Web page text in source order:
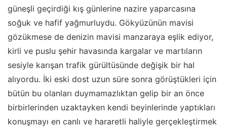
güneşli geçirdiği kış günlerine nazire yaparcasına
soğuk ve hafif yağmurluydu. Gökyüzünün mavisi
gözükmese de denizin mavisi manzaraya eşlik ediyor,
kirli ve puslu şehir havasında kargalar ve martıların
sesiyle karışan trafik gürültüsünde değişik bir hal
alıyordu. İki eski dost uzun süre sonra görüştükleri için
bütün bu olanları duymamazlıktan gelip bir an önce
birbirlerinden uzaktayken kendi beyinlerinde yaptıkları
konuşmayı en canlı ve hararetli haliyle gerçekleştirmek